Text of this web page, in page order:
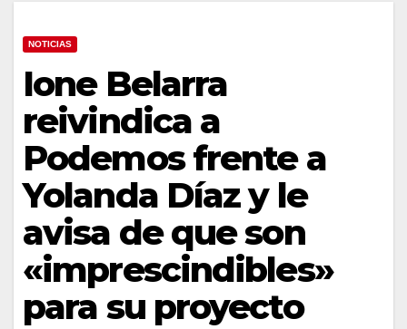
NOTICIAS
Ione Belarra
reivindica a
Podemos frente a
Yolanda Díaz y le
avisa de que son
«imprescindibles»
para su proyecto